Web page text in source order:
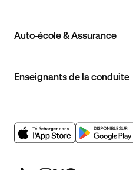
Auto-école & Assurance
Enseignants de la conduite